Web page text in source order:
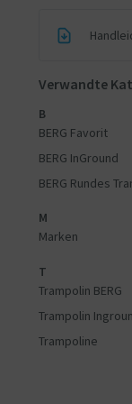
Verwandte
B
BERG Favorit
BERG InGround
BERG Rundes
M
Marken
T
Trampolin BERG
Trampolin
Trampoline